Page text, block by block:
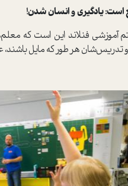
یادگیری و انسان شدن!
آموزشی فنلاند این است که
تدریس‌شان هر طور که مایل